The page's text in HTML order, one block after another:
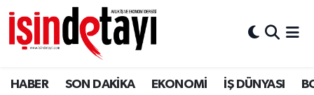
HABER SON DAKİKA EKONOMİ İŞ DÜNYASI
DÜNYA
Eğitim
Nöbetçi Eczaneler
Hava Durumu